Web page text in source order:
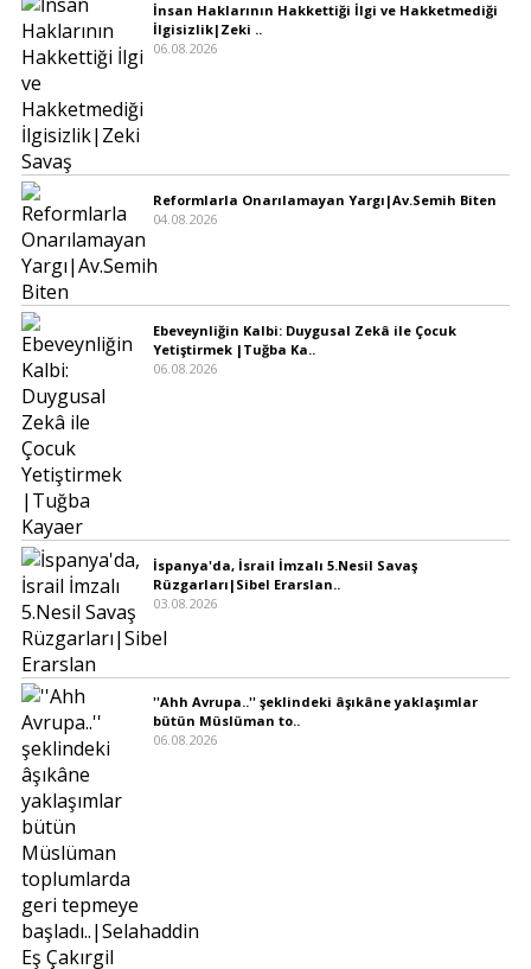
İnsan Haklarının Hakkettiği İlgi ve Hakketmediği
İlgisizlik|Zeki ..
06.08.2026
Reformlarla Onarılamayan Yargı|Av.Semih Biten
04.08.2026
Ebeveynliğin Kalbi: Duygusal Zekâ ile Çocuk
Yetiştirmek |Tuğba Ka..
06.08.2026
İspanya'da, İsrail İmzalı 5.Nesil Savaş
Rüzgarları|Sibel Erarslan..
03.08.2026
''Ahh Avrupa..'' şeklindeki âşıkâne yaklaşımlar
bütün Müslüman to..
06.08.2026